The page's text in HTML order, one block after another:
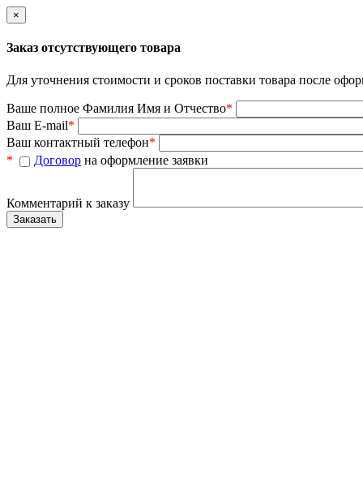
×
Заказ отсутствующего товара
Для уточнения стоимости и сроков поставки товара после
Ваше полное Фамилия Имя и Отчество*
Ваш E-mail*
Ваш контактный телефон*
*
Договор на оформление заявки
Комментарий к заказу